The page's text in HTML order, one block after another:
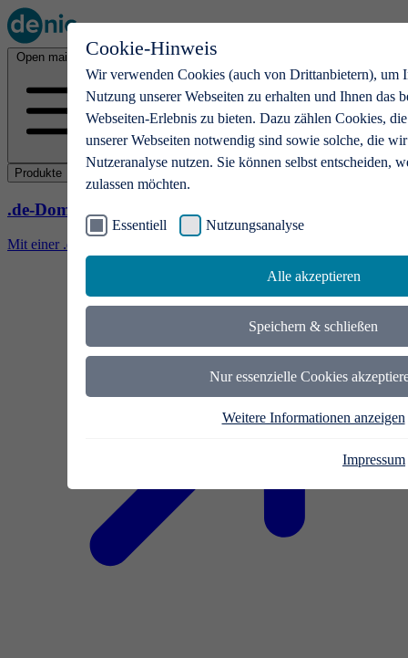
Cookie-Hinweis
Wir verwenden Cookies (auch von Drittanbietern), um
Nutzung unserer Webseiten zu erhalten und Ihnen das
Webseiten-Erlebnis zu bieten. Dazu zählen Cookies,
unserer Webseiten notwendig sind sowie solche, die
Nutzeranalyse nutzen. Sie können selbst entscheiden,
zulassen möchten.
Essentiell Nutzungsanalyse
Alle akzeptieren
Speichern & schließen
Nur essenzielle Cookies
Weitere Informationen anzeigen
Impressum
Open main menu
Produkte
.de-Domains
Mit einer .de-Domain erhalten Ideen eine Bühne